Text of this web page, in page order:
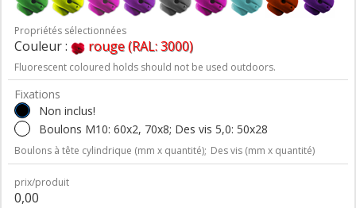
Propriétés sélectionnées
Couleur : rouge (RAL: 3000)
Fluorescent coloured holds should not be used outdoors.
Fixations
Non inclus!
Boulons M10: 60x2, 70x8; Des vis 5,0: 50x28
Boulons à tête cylindrique (mm x quantité); Des vis (mm x quantité)
prix/produit
0,00